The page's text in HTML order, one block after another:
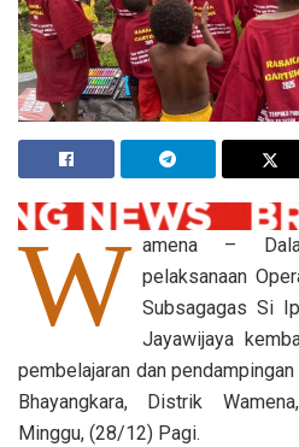
W amena –
pelaksanaan
Subsagagas Si
Jayawijaya
pembelajaran dan
Bhayangkara, Distrik
Minggu, (28/12) Pagi.